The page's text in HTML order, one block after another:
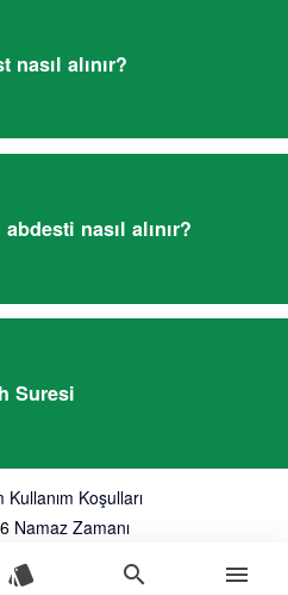
style search menu
nasıl alınır?
nasıl alınır?
Suresi
Kullanım Koşulları
Namaz Zamanı